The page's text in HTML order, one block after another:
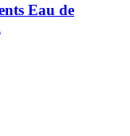
Eau de